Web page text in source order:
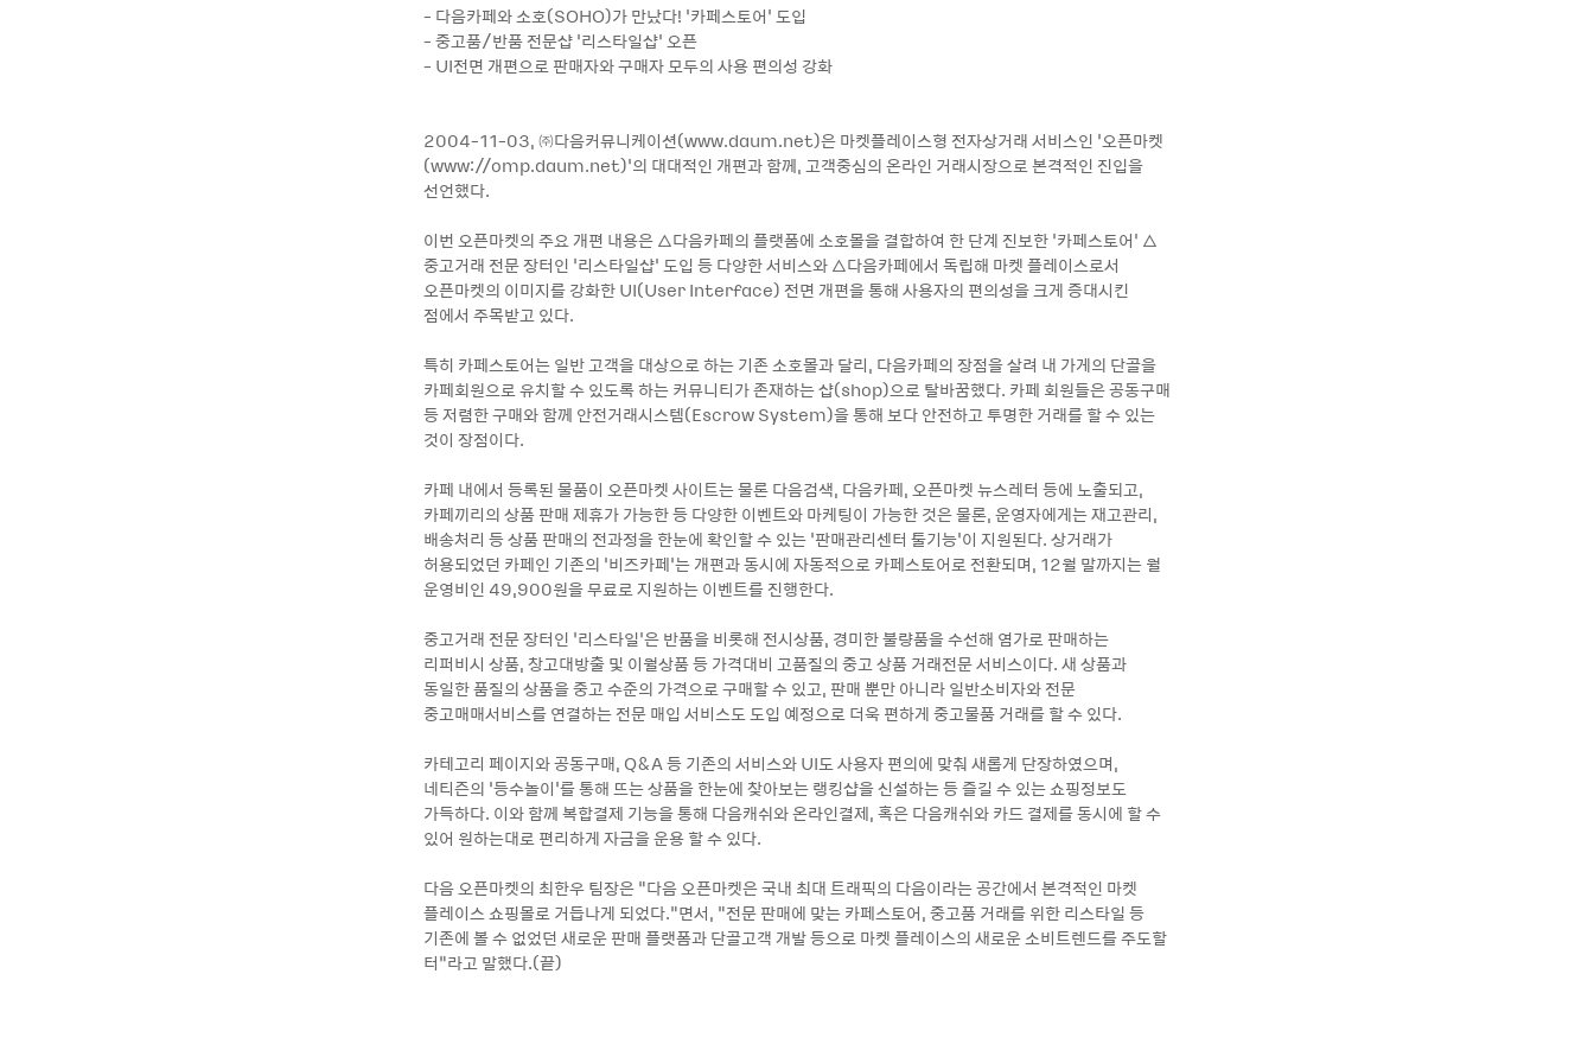
- 다음카페와 소호(SOHO)가 만났다! ‘카페스토어’ 도입
- 중고품/반품 전문샵 ‘리스타일샵’ 오픈
- UI전면 개편으로 판매자와 구매자 모두의 사용 편의성 강화
2004-11-03, ㈜다음커뮤니케이션(www.daum.net)은 마켓플레이스형 전자상거래 서비스인 ‘오픈마켓
(www://omp.daum.net)’의 대대적인 개편과 함께, 고객중심의 온라인 거래시장으로 본격적인 진입을
선언했다.
이번 오픈마켓의 주요 개편 내용은 △다음카페의 플랫폼에 소호몰을 결합하여 한 단계 진보한 ‘카페스토어’ △
중고거래 전문 장터인 ‘리스타일샵’ 도입 등 다양한 서비스와 △다음카페에서 독립해 마켓 플레이스로서
오픈마켓의 이미지를 강화한 UI(User Interface) 전면 개편을 통해 사용자의 편의성을 크게 증대시킨
점에서 주목받고 있다.
특히 카페스토어는 일반 고객을 대상으로 하는 기존 소호몰과 달리, 다음카페의 장점을 살려 내 가게의 단골을
카페회원으로 유치할 수 있도록 하는 커뮤니티가 존재하는 샵(shop)으로 탈바꿈했다. 카페 회원들은 공동구매
등 저렴한 구매와 함께 안전거래시스템(Escrow System)을 통해 보다 안전하고 투명한 거래를 할 수 있는
것이 장점이다.
카페 내에서 등록된 물품이 오픈마켓 사이트는 물론 다음검색, 다음카페, 오픈마켓 뉴스레터 등에 노출되고,
카페끼리의 상품 판매 제휴가 가능한 등 다양한 이벤트와 마케팅이 가능한 것은 물론, 운영자에게는 재고관리,
배송처리 등 상품 판매의 전과정을 한눈에 확인할 수 있는 ‘판매관리센터 툴기능’이 지원된다. 상거래가
허용되었던 카페인 기존의 ‘비즈카페’는 개편과 동시에 자동적으로 카페스토어로 전환되며, 12월 말까지는 월
운영비인 49,900원을 무료로 지원하는 이벤트를 진행한다.
중고거래 전문 장터인 ‘리스타일’은 반품을 비롯해 전시상품, 경미한 불량품을 수선해 염가로 판매하는
리퍼비시 상품, 창고대방출 및 이월상품 등 가격대비 고품질의 중고 상품 거래전문 서비스이다. 새 상품과
동일한 품질의 상품을 중고 수준의 가격으로 구매할 수 있고, 판매 뿐만 아니라 일반소비자와 전문
중고매매서비스를 연결하는 전문 매입 서비스도 도입 예정으로 더욱 편하게 중고물품 거래를 할 수 있다.
카테고리 페이지와 공동구매, Q&A 등 기존의 서비스와 UI도 사용자 편의에 맞춰 새롭게 단장하였으며,
네티즌의 ‘등수놀이’를 통해 뜨는 상품을 한눈에 찾아보는 랭킹샵을 신설하는 등 즐길 수 있는 쇼핑정보도
가득하다. 이와 함께 복합결제 기능을 통해 다음캐쉬와 온라인결제, 혹은 다음캐쉬와 카드 결제를 동시에 할 수
있어 원하는대로 편리하게 자금을 운용 할 수 있다.
다음 오픈마켓의 최한우 팀장은 “다음 오픈마켓은 국내 최대 트래픽의 다음이라는 공간에서 본격적인 마켓
플레이스 쇼핑몰로 거듭나게 되었다.”면서, “전문 판매에 맞는 카페스토어, 중고품 거래를 위한 리스타일 등
기존에 볼 수 없었던 새로운 판매 플랫폼과 단골고객 개발 등으로 마켓 플레이스의 새로운 소비트렌드를 주도할
터”라고 말했다.(끝)